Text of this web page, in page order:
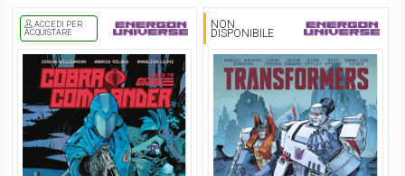
ACCEDI PER
ACQUISTARE
NON
DISPONIBILE